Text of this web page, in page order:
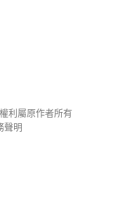
利屬原作者所有
聲明